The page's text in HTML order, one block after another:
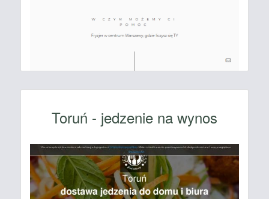
Toruń - jedzenie na wynos